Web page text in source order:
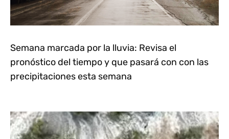
Semana marcada por la lluvia: Revisa el
pronóstico del tiempo y que pasará con con las
precipitaciones esta semana